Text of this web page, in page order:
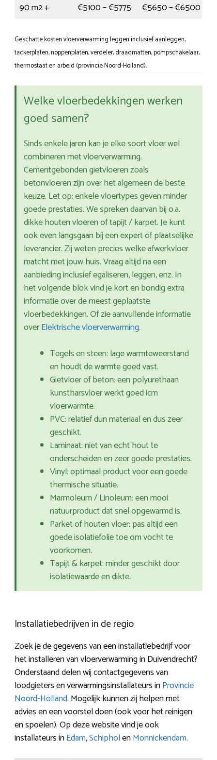
90 m2 +
€5100 – €5775 €5650 – €6500
Geschatte kosten vloerverwarming leggen inclusief aanleggen,
tackerplaten, noppenplaten, verdeler, draadmatten, pompschakelaar,
thermostaat en arbeid (provincie Noord-Holland).
Welke vloerbedekkingen werken
goed samen?
Sinds enkele jaren kan je elke soort vloer wel
combineren met vloerverwarming.
Cementgebonden gietvloeren zoals
betonvloeren zijn over het algemeen de beste
keuze. Let op: enkele vloertypes geven minder
goede prestaties. We spreken daarvan bij o.a.
dikke houten vloeren of tapijt / karpet. Je kunt
ook even langsgaan bij een expert of plaatselijke
leverancier. Zij weten precies welke afwerkvloer
matcht met jouw huis. Vraag altijd na een
aanbieding inclusief egaliseren, leggen, enz. In
het volgende blok vind je kort en bondig extra
informatie over de meest geplaatste
vloerbedekkingen. Of zie aanvullende informatie
overElektrische vloerverwarming.
Tegels en steen: lage warmteweerstand
en houdt de warmte goed vast.
Gietvloer of beton: een polyurethaan
kunstharsvloer werkt goed icm
vloerwarmte.
PVC: relatief dun materiaal en dus zeer
geschikt.
Laminaat: niet van echt hout te
onderscheiden en zeer goede prestaties.
Vinyl: optimaal product voor een goede
thermische situatie.
Marmoleum / Linoleum: een mooi
natuurproduct dat snel opgewarmd is.
Parket of houten vloer: pas altijd een
goede isolatiefolie toe om vocht te
voorkomen.
Tapijt & karpet: minder geschikt door
isolatiewaarde en dikte.
Installatiebedrijven in de regio
Zoek je de gegevens van een installatiebedrijf voor
het installeren van vloerverwarming in Duivendrecht?
Onderstaand delen wij contactgegevens van
loodgieters en verwarmingsinstallateurs inProvincie
Noord-Holland. Mogelijk kunnen zij helpen met
advies en een voorstel doen (ook voor het reinigen
en spoelen). Op deze website vind je ook
installateurs inEdam,SchipholenMonnickendam.